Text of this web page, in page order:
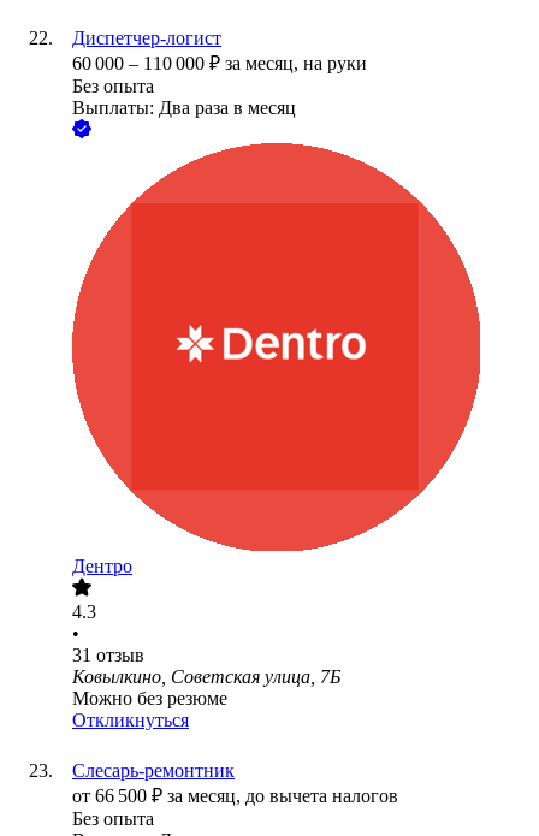
Диспетчер-логист
60 000 – 110 000 ₽ за месяц, на руки
Без опыта
Выплаты: Два раза в месяц
Дентро
4.3
•
31 отзыв
Ковылкино, Советская улица, 7Б
Можно без резюме
Откликнуться
Слесарь-ремонтник
от 66 500 ₽ за месяц, до вычета налогов
Без опыта